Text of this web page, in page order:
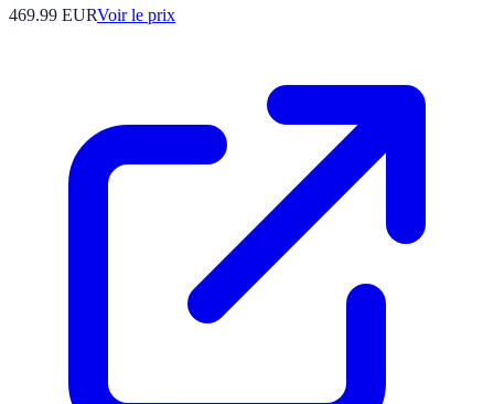
469.99 EURVoir le prix